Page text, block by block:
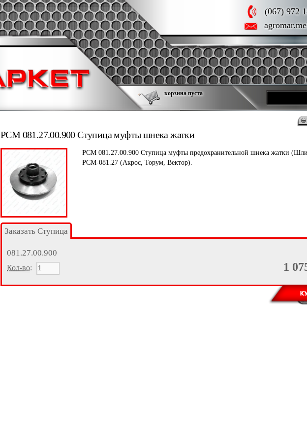
(067) 972
корзина пуста
РСМ 081.27.00.900 Ступица муфты шнека жатки
РСМ 081.27.00.900 Ступица муфты предохранительной шнека жатки
РСМ-081.27 (Акрос, Торум, Вектор).
Заказать Ступица
081.27.00.900
1
Кол-во: